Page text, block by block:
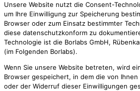
Unsere Website nutzt die Consent-
um Ihre Einwilligung zur Speicherung
Browser oder zum Einsatz bestimmter
diese datenschutzkonform zu
Technologie ist die Borlabs GmbH,
(im Folgenden Borlabs).
Wenn Sie unsere Website betreten, wird
Browser gespeichert, in dem die von
oder der Widerruf dieser Einwilligungen